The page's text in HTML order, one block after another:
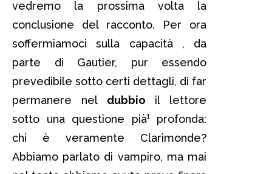
vedremo la prossima volta la
conclusione del racconto. Per ora
soffermiamoci sulla capacità , da
parte di Gautier, pur essendo
prevedibile sotto certi dettagli, di far
permanere nel dubbio il lettore
sotto una questione pià¹ profonda:
chi è veramente Clarimonde?
Abbiamo parlato di vampiro, ma mai